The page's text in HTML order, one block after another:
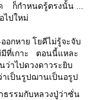
ก็กำหนดรู้ตรงนั้น ...
ไปใหม่
กหาย โยคีไม่รู้จะจับ
มีที่เกาะ ตอนนี้แหละ
าไปดวงดาวระยิบ
าเป็นรูปฌานเป็นอรูป
ธรรมกับหลวงปู่ว่าซั่น